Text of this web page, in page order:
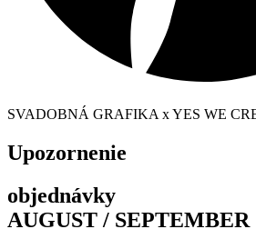
SVADOBNÁ GRAFIKA x YES WE
Upozornenie
objednávky
AUGUST / SEPTEMBER